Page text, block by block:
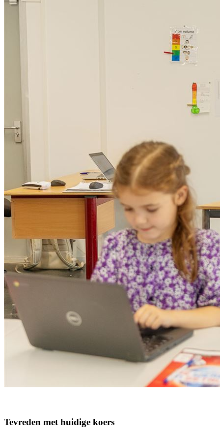
Tevreden met huidige koers